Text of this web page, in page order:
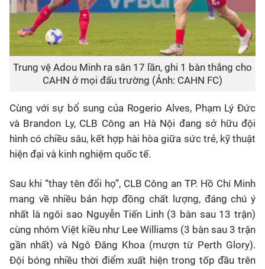
Trung vệ Adou Minh ra sân 17 lần, ghi 1 bàn thắng cho
CAHN ở mọi đấu trường (Ảnh: CAHN FC)
Cùng với sự bổ sung của Rogerio Alves, Phạm Lý Đức
và Brandon Ly, CLB Công an Hà Nội đang sở hữu đội
hình có chiều sâu, kết hợp hài hòa giữa sức trẻ, kỹ thuật
hiện đại và kinh nghiệm quốc tế.
Sau khi “thay tên đổi họ”, CLB Công an TP. Hồ Chí Minh
mang về nhiều bản hợp đồng chất lượng, đáng chú ý
nhất là ngôi sao Nguyễn Tiến Linh (3 bàn sau 13 trận)
cùng nhóm Việt kiều như Lee Williams (3 bàn sau 3 trận
gần nhất) và Ngô Đăng Khoa (mượn từ Perth Glory).
Đội bóng nhiều thời điểm xuất hiện trong tốp đầu trên